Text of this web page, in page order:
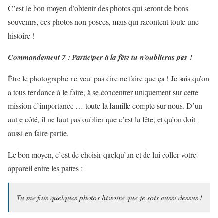
C’est le bon moyen d’obtenir des photos qui seront de bons
souvenirs, ces photos non posées, mais qui racontent toute une
histoire !
Commandement 7 : Participer à la fête tu n’oublieras pas !
Être le photographe ne veut pas dire ne faire que ça ! Je sais qu’on
a tous tendance à le faire, à se concentrer uniquement sur cette
mission d’importance … toute la famille compte sur nous. D’un
autre côté, il ne faut pas oublier que c’est la fête, et qu’on doit
aussi en faire partie.
Le bon moyen, c’est de choisir quelqu’un et de lui coller votre
appareil entre les pattes :
Tu me fais quelques photos histoire que je sois aussi dessus !